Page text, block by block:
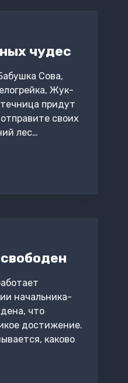
чудес
Сова,
Жук-
придут
своих
лес…
начальника-
что
достижение.
каково